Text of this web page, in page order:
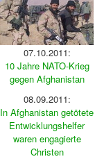
07.10.2011:
10 Jahre NATO-Krieg
gegen Afghanistan
08.09.2011:
In Afghanistan getötete
Entwicklungshelfer
waren engagierte
Christen